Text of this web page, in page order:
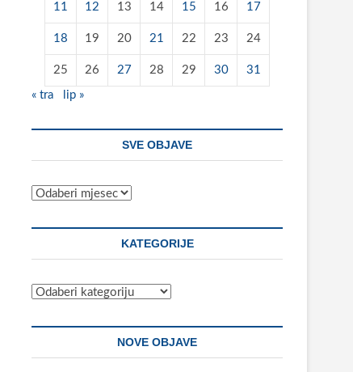
11 12 13 14 15 16 17
18 19 20 21 22 23 24
25 26 27 28 29 30 31
« tra lip »
SVE OBJAVE
Sve
KATEGORIJE
Kategorije
NOVE OBJAVE